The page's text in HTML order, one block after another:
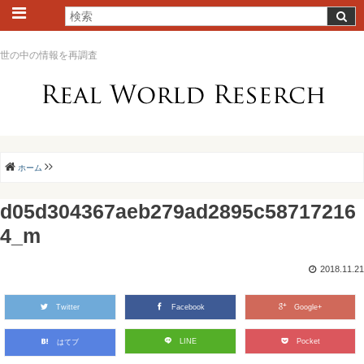
世の中の情報を再調査
ホーム
d05d304367aeb279ad2895c58717216
4_m
2018.11.21
Twitter Facebook Google+
はてブ LINE Pocket